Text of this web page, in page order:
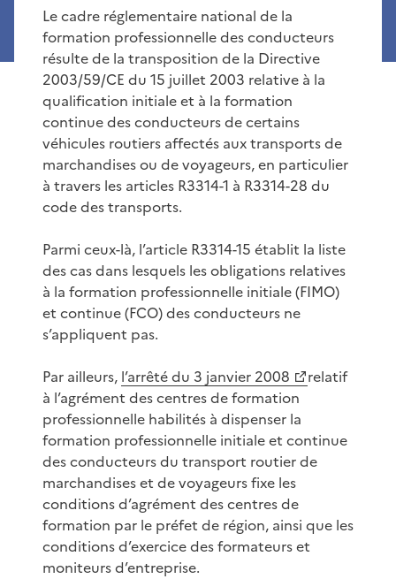
Le cadre réglementaire national de la
formation professionnelle des conducteurs
résulte de la transposition de la Directive
2003/59/CE du 15 juillet 2003 relative à la
qualification initiale et à la formation
continue des conducteurs de certains
véhicules routiers affectés aux transports de
marchandises ou de voyageurs, en particulier
à travers les articles R3314-1 à R3314-28 du
code des transports.
Parmi ceux-là, l’article R3314-15 établit la liste
des cas dans lesquels les obligations relatives
à la formation professionnelle initiale (FIMO)
et continue (FCO) des conducteurs ne
s’appliquent pas.
Par ailleurs, l’arrêté du 3 janvier 2008
relatif
à l’agrément des centres de formation
professionnelle habilités à dispenser la
formation professionnelle initiale et continue
des conducteurs du transport routier de
marchandises et de voyageurs fixe les
conditions d’agrément des centres de
formation par le préfet de région, ainsi que les
conditions d’exercice des formateurs et
moniteurs d’entreprise.